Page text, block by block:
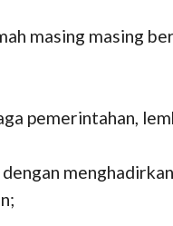
masing masing
pemerintahan,